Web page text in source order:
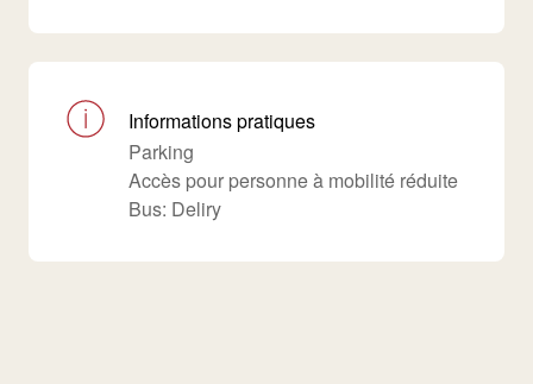
Informations pratiques
Parking
Accès pour personne à mobilité réduite
Bus: Deliry